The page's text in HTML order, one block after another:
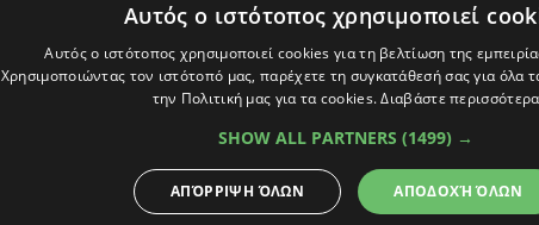
Αυτός ο ιστότοπος χρησιμοποιεί
Αυτός ο ιστότοπος χρησιμοποιεί cookies για τη βελτίωση της
Χρησιμοποιώντας τον ιστότοπό μας, παρέχετε τη συγκατάθεσή σας για όλα
την Πολιτική μας για τα cookies.Διαβάστε περισσότερα
SHOW ALL PARTNERS (1499) →
ΑΠΟΔΟΧΉ ΌΛΩΝ
ΑΠΌΡΡΙΨΗ ΌΛΩΝ